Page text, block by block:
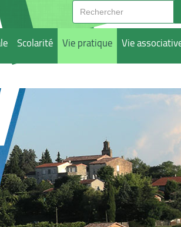
Scolarité Vie pratique Vie